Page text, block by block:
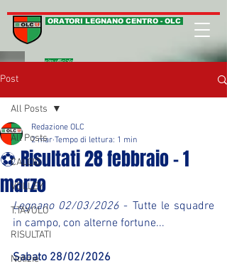
ORATORI LEGNANO CENTRO - OLC
sito ufficiale
Post
All Posts
CALCIO
VOLLEY
T.TAVOLO
RISULTATI
Notizie
All Posts
⚽ Risultati 28 febbraio - 1
marzo
Redazione OLC
2 mar Tempo di lettura: 1 min
Legnano 02/03/2026 - Tutte le squadre
in campo, con alterne fortune...
Sabato 28/02/2026